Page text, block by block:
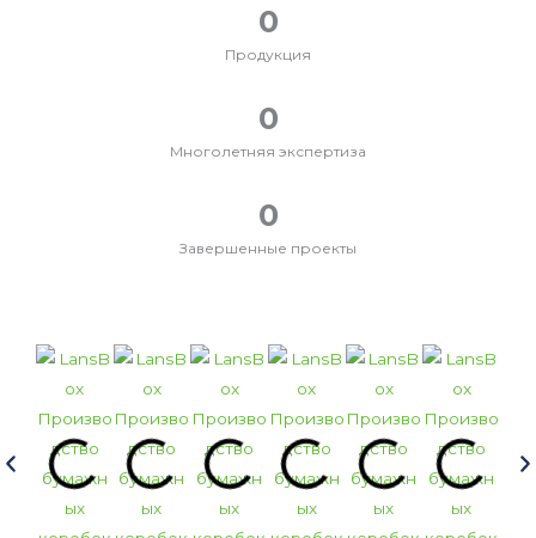
Продукция
0
Многолетняя экспертиза
0
Завершенные проекты
0